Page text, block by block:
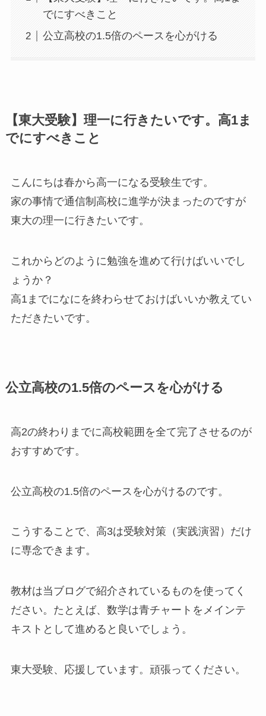
でにすべきこと
公立高校の1.5倍のペースを心がける
【東大受験】理一に行きたいです。高1ま
でにすべきこと
こんにちは春から高一になる受験生です。
家の事情で通信制高校に進学が決まったのですが
東大の理一に行きたいです。
これからどのように勉強を進めて行けばいいでし
ょうか？
高1までになにを終わらせておけばいいか教えてい
ただきたいです。
公立高校の1.5倍のペースを心がける
高2の終わりまでに高校範囲を全て完了させるのが
おすすめです。
公立高校の1.5倍のペースを心がけるのです。
こうすることで、高3は受験対策（実践演習）だけ
に専念できます。
教材は当ブログで紹介されているものを使ってく
ださい。たとえば、数学は青チャートをメインテ
キストとして進めると良いでしょう。
東大受験、応援しています。頑張ってください。